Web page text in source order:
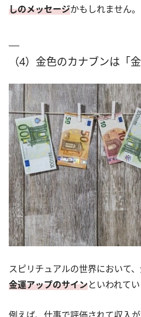
しのメッセージかもしれません。
（4）金色のカナブンは「
スピリチュアルの世界において
金運アップのサインといわれてい